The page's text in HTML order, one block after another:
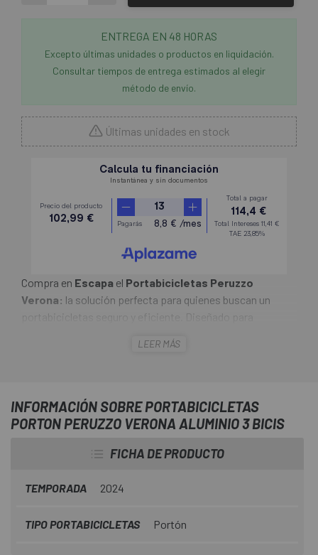
ENTREGA EN 48 HORAS
Excepto últimas unidades o productos en liquidación.
Consultar tiempos de entrega estimados al elegir
método de envío.
Últimas unidades en stock
Compra en Escapa el Portabicicletas Peruzzo
Verona: la solución perfecta para quienes buscan un
portabicicletas seguro y eficiente. Diseñado para
este portabicicletas está fabricado en aluminio ligero y
LEER MÁS
INFORMACIÓN SOBRE PORTABICICLETAS
PORTON PERUZZO VERONA ALUMINIO 3 BICIS
FICHA DE PRODUCTO
TEMPORADA 2024
TIPO PORTABICICLETAS Portón